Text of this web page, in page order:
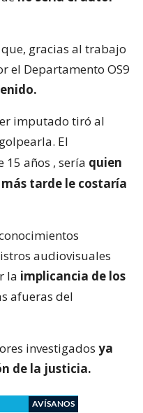
gracias al trabajo
el Departamento OS9
imputado tiró al
El
15 años , sería quien
tarde le costaría
audiovisuales
la implicancia de los
afueras del
investigados ya
de la justicia.
AVÍSANOS